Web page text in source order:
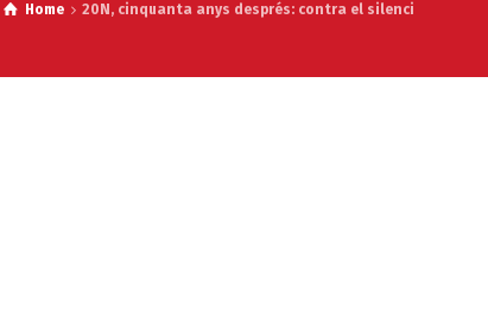
Home 20N, cinquanta anys després: contra el silenci